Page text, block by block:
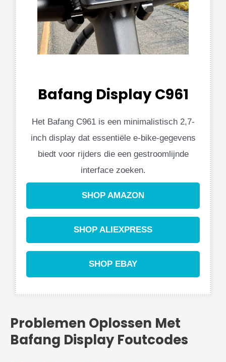
Bafang Display C961
Het Bafang C961 is een minimalistisch 2,7-
inch display dat essentiële e-bike-gegevens
biedt voor rijders die een gestroomlijnde
interface zoeken.
SHOP AMAZON
SHOP ALIEXPRESS
SHOP EBAY
Problemen Oplossen Met
Bafang Display Foutcodes